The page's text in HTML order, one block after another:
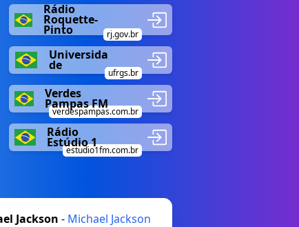
Rádio
Roquette-
Pinto rj.gov.br
Universida
de
ufrgs.br
Verdes
Pampas FM
verdespampas.com.br
Rádio
Estúdio 1
estudio1fm.com.br
Jackson - Michael Jackson